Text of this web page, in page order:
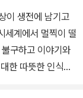
이 생전에 남기고
세계에서 멀찍이 떨
구하고 이야기와
한 따뜻한 인식이